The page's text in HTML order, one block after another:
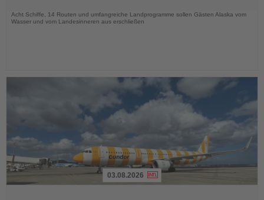
Acht Schiffe, 14 Routen und umfangreiche Landprogramme sollen Gästen Alaska vom
Wasser und vom Landesinneren aus erschließen
03.08.2026